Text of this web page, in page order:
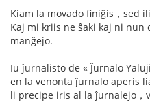
Kiam la movado finiĝis，sed
Kaj mi kriis ne ŝaki kaj ni nun
manĝejo.
Iu ĵurnalisto de « Ĵurnalo
en la venonta ĵurnalo aperis
li precipe iris al la ĵurnalejo，